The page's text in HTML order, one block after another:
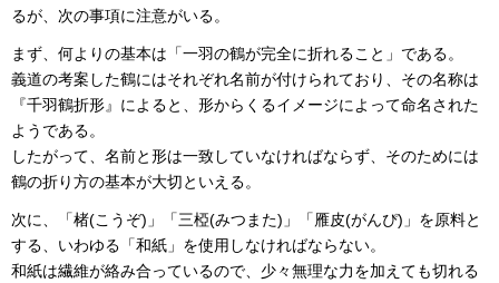
るが、次の事項に注意がいる。
まず、何よりの基本は「一羽の鶴が完全に折れること」である。
義道の考案した鶴にはそれぞれ名前が付けられており、その名称は
『千羽鶴折形』によると、形からくるイメージによって命名された
ようである。
したがって、名前と形は一致していなければならず、そのためには
鶴の折り方の基本が大切といえる。
次に、「楮(こうぞ)」「三椏(みつまた)」「雁皮(がんぴ)」を原料と
する、いわゆる「和紙」を使用しなければならない。
和紙は繊維が絡み合っているので、少々無理な力を加えても切れる